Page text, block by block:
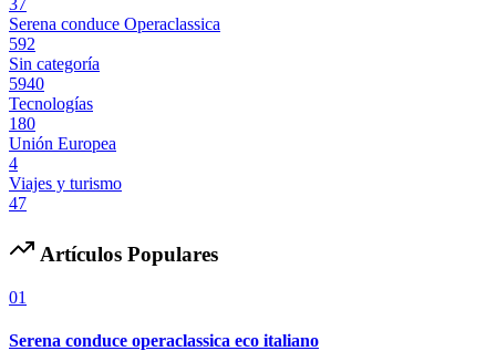
37
Serena conduce Operaclassica
592
Sin categoría
5940
Tecnologías
180
Unión Europea
4
Viajes y turismo
47
Artículos Populares
01
Serena conduce operaclassica eco italiano